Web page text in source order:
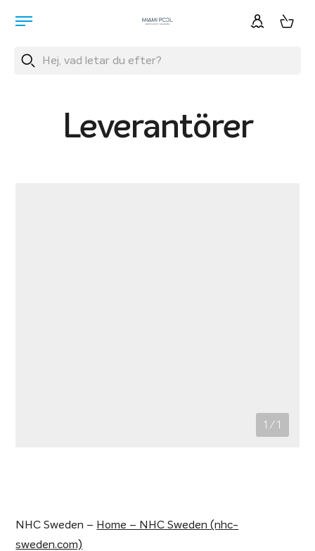
Leverantörer
1 / 1
NHC Sweden – Home – NHC Sweden (nhc-
sweden.com)